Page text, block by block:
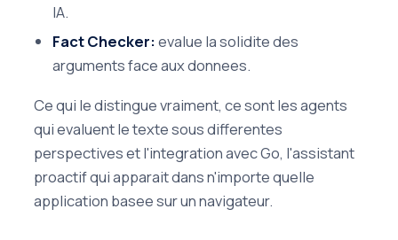
IA.
Fact Checker:evalue la solidite des
arguments face aux donnees.
Ce qui le distingue vraiment, ce sont les agents
qui evaluent le texte sous differentes
perspectives et l'integration avec Go, l'assistant
proactif qui apparait dans n'importe quelle
application basee sur un navigateur.